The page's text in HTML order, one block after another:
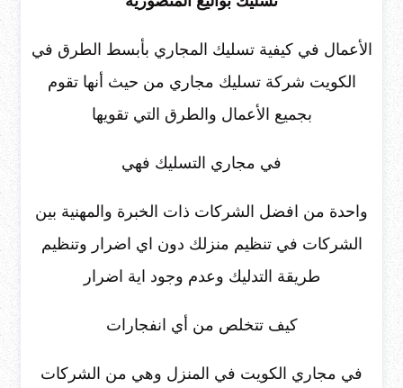
الأعمال في كيفية تسليك المجاري بأبسط الطرق في
الكويت شركة تسليك مجاري من حيث أنها تقوم
بجميع الأعمال والطرق التي تقويها
في مجاري التسليك فهي
واحدة من افضل الشركات ذات الخبرة والمهنية بين
الشركات في تنظيم منزلك دون اي اضرار وتنظيم
طريقة التدليك وعدم وجود اية اضرار
كيف تتخلص من أي انفجارات
في مجاري الكويت في المنزل وهي من الشركات